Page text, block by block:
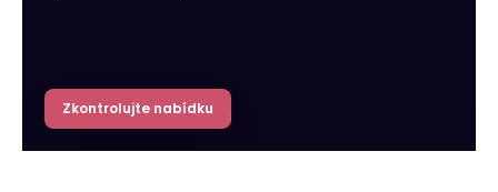
Zkontrolujte nabídku